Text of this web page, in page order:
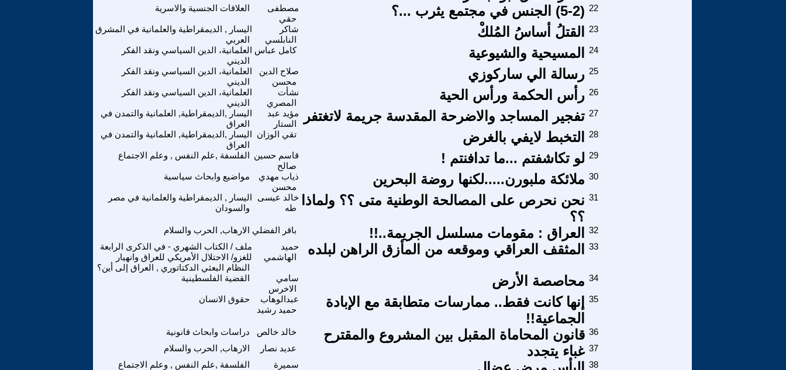
العلاقات الجنسية والاسرية
مصطفى
حقي
(5-2) الجنس في مجتمع يثرب ...؟ 22
اليسار , الديمقراطية والعلمانية في المشرق
العربي
شاكر
النابلسي
القتلُ أساسُ المُلكْ 23
العلمانية، الدين السياسي ونقد الفكر
الديني
كامل عباس المسيحية والشيوعية 24
العلمانية، الدين السياسي ونقد الفكر
الديني
صلاح الدين
محسن
رسالة الي ساركوزي 25
العلمانية، الدين السياسي ونقد الفكر
الديني
نشأت
المصري
رأس الحكمة ورأس الحية 26
اليسار ,الديمقراطية, العلمانية والتمدن في
العراق
مؤيد عبد
الستار
تفجير المساجد والاضرحة المقدسة جريمة لاتغتفر 27
اليسار ,الديمقراطية, العلمانية والتمدن في
العراق
تقي الوزان التخبط لايفي بالغرض 28
الفلسفة ,علم النفس , وعلم الاجتماع قاسم حسين
صالح
لو تكاشفتم ...ما تدافنتم ! 29
مواضيع وابحاث سياسية
ذياب مهدي
محسن
ملائكة ملبورن.....لكنها روضة البحرين 30
اليسار , الديمقراطية والعلمانية في مصر
والسودان
خالد عيسى
طه
نحن نحرص على المصالحة الوطنية متى ؟؟ ولماذا
؟؟
31
الارهاب, الحرب والسلام باقر الفضلي العراق : مقومات مسلسل الجريمة..!!
32
ملف / الكتاب الشهري - في الذكرى الرابعة
للغزو/ الاحتلال الأمريكي للعراق وانهيار
النظام البعثي الدكتاتوري , العراق إلى أين؟
حميد
الهاشمي
المثقف العراقي وموقعه من المأزق الراهن لبلده 33
القضية الفلسطينية
سامي
الاخرس
محاصصة الأرض 34
حقوق الانسان
عبدالوهاب
حميد رشيد
إنها كانت فقط.. ممارسات متطابقة مع الإبادة
الجماعية!!
35
دراسات وابحاث قانونية خالد خالص قانون المحاماة المقبل بين المشروع والمقترح 36
الارهاب, الحرب والسلام
عديد نصار غباء يتجدد 37
الفلسفة ,علم النفس , وعلم الاجتماع
سميرة
38